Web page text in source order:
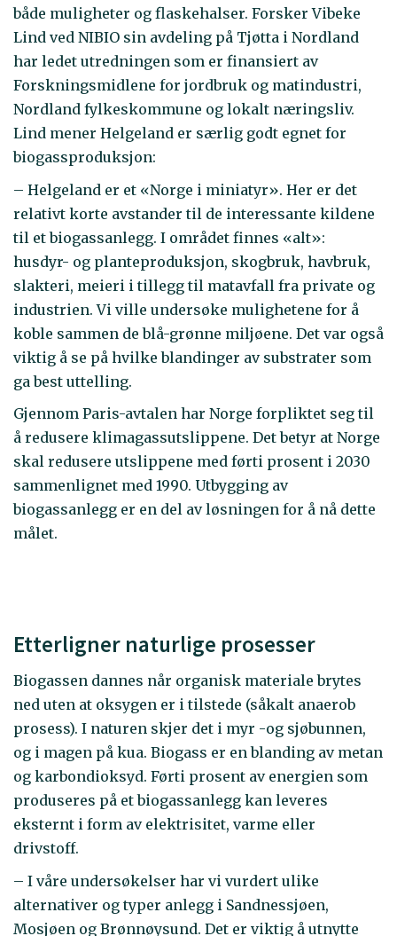
både muligheter og flaskehalser. Forsker Vibeke
Lind ved NIBIO sin avdeling på Tjøtta i Nordland
har ledet utredningen som er finansiert av
Forskningsmidlene for jordbruk og matindustri,
Nordland fylkeskommune og lokalt næringsliv.
Lind mener Helgeland er særlig godt egnet for
biogassproduksjon:
– Helgeland er et «Norge i miniatyr». Her er det
relativt korte avstander til de interessante kildene
til et biogassanlegg. I området finnes «alt»:
husdyr- og planteproduksjon, skogbruk, havbruk,
slakteri, meieri i tillegg til matavfall fra private og
industrien. Vi ville undersøke mulighetene for å
koble sammen de blå-grønne miljøene. Det var også
viktig å se på hvilke blandinger av substrater som
ga best uttelling.
Gjennom Paris-avtalen har Norge forpliktet seg til
å redusere klimagassutslippene. Det betyr at Norge
skal redusere utslippene med førti prosent i 2030
sammenlignet med 1990. Utbygging av
biogassanlegg er en del av løsningen for å nå dette
målet.
Etterligner naturlige prosesser
Biogassen dannes når organisk materiale brytes
ned uten at oksygen er i tilstede (såkalt anaerob
prosess). I naturen skjer det i myr -og sjøbunnen,
og i magen på kua. Biogass er en blanding av metan
og karbondioksyd. Førti prosent av energien som
produseres på et biogassanlegg kan leveres
eksternt i form av elektrisitet, varme eller
drivstoff.
– I våre undersøkelser har vi vurdert ulike
alternativer og typer anlegg i Sandnessjøen,
Mosjøen og Brønnøysund. Det er viktig å utnytte